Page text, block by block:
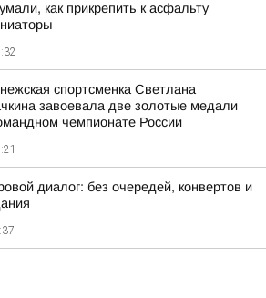
как прикрепить к асфальту
спортсменка Светлана
завоевала две золотые медали
чемпионате России
диалог: без очередей, конвертов и